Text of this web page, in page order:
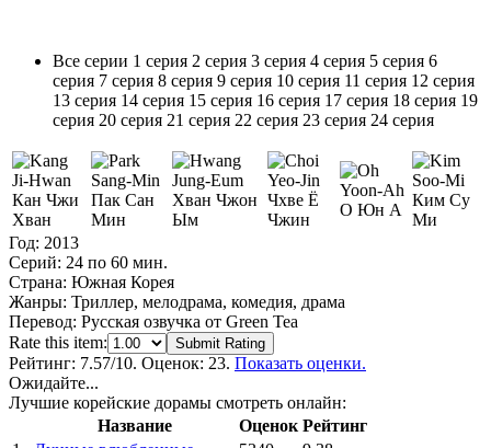
Все серии 1 серия 2 серия 3 серия 4 серия 5 серия 6
серия 7 серия 8 серия 9 серия 10 серия 11 серия 12 серия
13 серия 14 серия 15 серия 16 серия 17 серия 18 серия 19
серия 20 серия 21 серия 22 серия 23 серия 24 серия
Кан Чжи
Хван
Пак Сан
Мин
Хван Чжон
Ым
Чхве Ё
Чжин
О Юн А
Ким Су
Ми
Год: 2013
Серий: 24 по 60 мин.
Страна: Южная Корея
Жанры: Триллер, мелодрама, комедия, драма
Перевод: Русская озвучка от Green Tea
Rate this item:
Submit Rating
Рейтинг: 7.57/10. Оценок: 23. Показать оценки.
Ожидайте...
Лучшие корейские дорамы смотреть онлайн:
Название
Оценок Рейтинг